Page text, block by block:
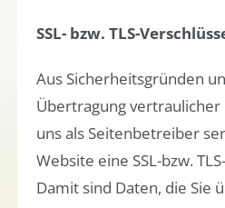
SSL- bzw. TLS-
Aus Sicherheitsgründen
Übertragung vertraulicher
uns als Seitenbetreiber
Website eine SSL-bzw.
Damit sind Daten, die Sie